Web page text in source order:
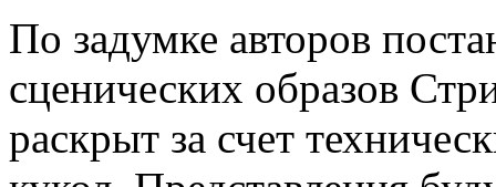
По задумке авторов
сценических образов
раскрыт за счет